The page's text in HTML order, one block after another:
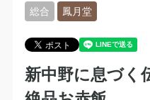
総合 鳳月堂
新中野に息づく